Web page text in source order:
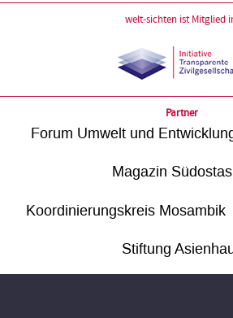
welt-sichten ist Mitglied
Partner
Forum Umwelt und
Magazin
Koordinierungskreis Mosambik
Stiftung